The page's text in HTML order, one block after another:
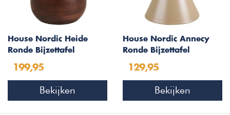
House Nordic Heide
Ronde Bijzettafel
199,95
Bekijken
House Nordic Annecy
Ronde Bijzettafel
129,95
Bekijken